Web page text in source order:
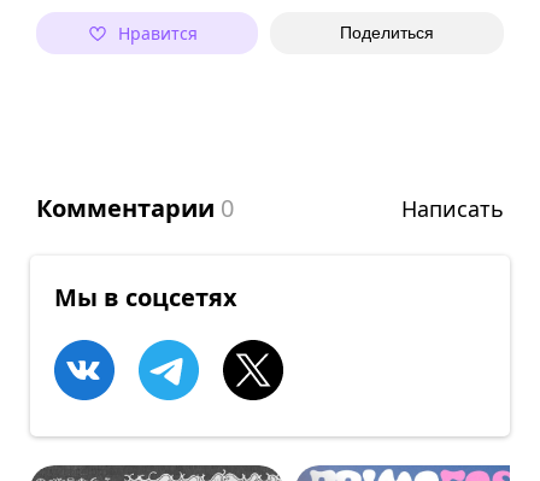
Нравится Поделиться
Комментарии 0 Написать
Мы в соцсетях